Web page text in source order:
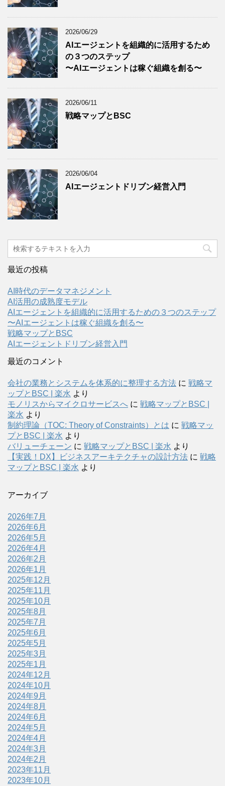
2026/06/29
AIエージェントを組織的に活用するため
の３つのステップ
〜AIエージェントは稼ぐ組織を創る〜
2026/06/11
戦略マップとBSC
2026/06/04
AIエージェントドリブン経営入門
最近の投稿
AI時代のデータマネジメント
AI活用の成熟度モデル
AIエージェントを組織的に活用するための３つのステップ
〜AIエージェントは稼ぐ組織を創る〜
戦略マップとBSC
AIエージェントドリブン経営入門
最近のコメント
会社の業務とシステムを体系的に整理する方法 に 戦略マ
ップとBSC | 楽水 より
モノリスからマイクロサービスへ に 戦略マップとBSC |
楽水 より
制約理論（TOC: Theory of Constraints）とは に 戦略マッ
プとBSC | 楽水 より
バリューチェーン に 戦略マップとBSC | 楽水 より
【実践！DX】ビジネスアーキテクチャの設計方法 に 戦略
マップとBSC | 楽水 より
アーカイブ
2026年7月
2026年6月
2026年5月
2026年4月
2026年2月
2026年1月
2025年12月
2025年11月
2025年10月
2025年8月
2025年7月
2025年6月
2025年5月
2025年3月
2025年1月
2024年12月
2024年10月
2024年9月
2024年8月
2024年6月
2024年5月
2024年4月
2024年3月
2024年2月
2023年11月
2023年10月